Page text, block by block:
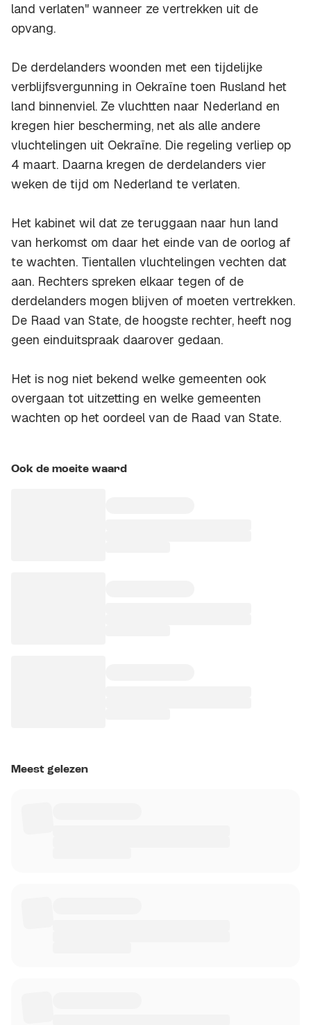
land verlaten" wanneer ze vertrekken uit de
opvang.
De derdelanders woonden met een tijdelijke
verblijfsvergunning in Oekraïne toen Rusland het
land binnenviel. Ze vluchtten naar Nederland en
kregen hier bescherming, net als alle andere
vluchtelingen uit Oekraïne. Die regeling verliep op
4 maart. Daarna kregen de derdelanders vier
weken de tijd om Nederland te verlaten.
Het kabinet wil dat ze teruggaan naar hun land
van herkomst om daar het einde van de oorlog af
te wachten. Tientallen vluchtelingen vechten dat
aan. Rechters spreken elkaar tegen of de
derdelanders mogen blijven of moeten vertrekken.
De Raad van State, de hoogste rechter, heeft nog
geen einduitspraak daarover gedaan.
Het is nog niet bekend welke gemeenten ook
overgaan tot uitzetting en welke gemeenten
wachten op het oordeel van de Raad van State.
Ook de moeite waard
Meest gelezen